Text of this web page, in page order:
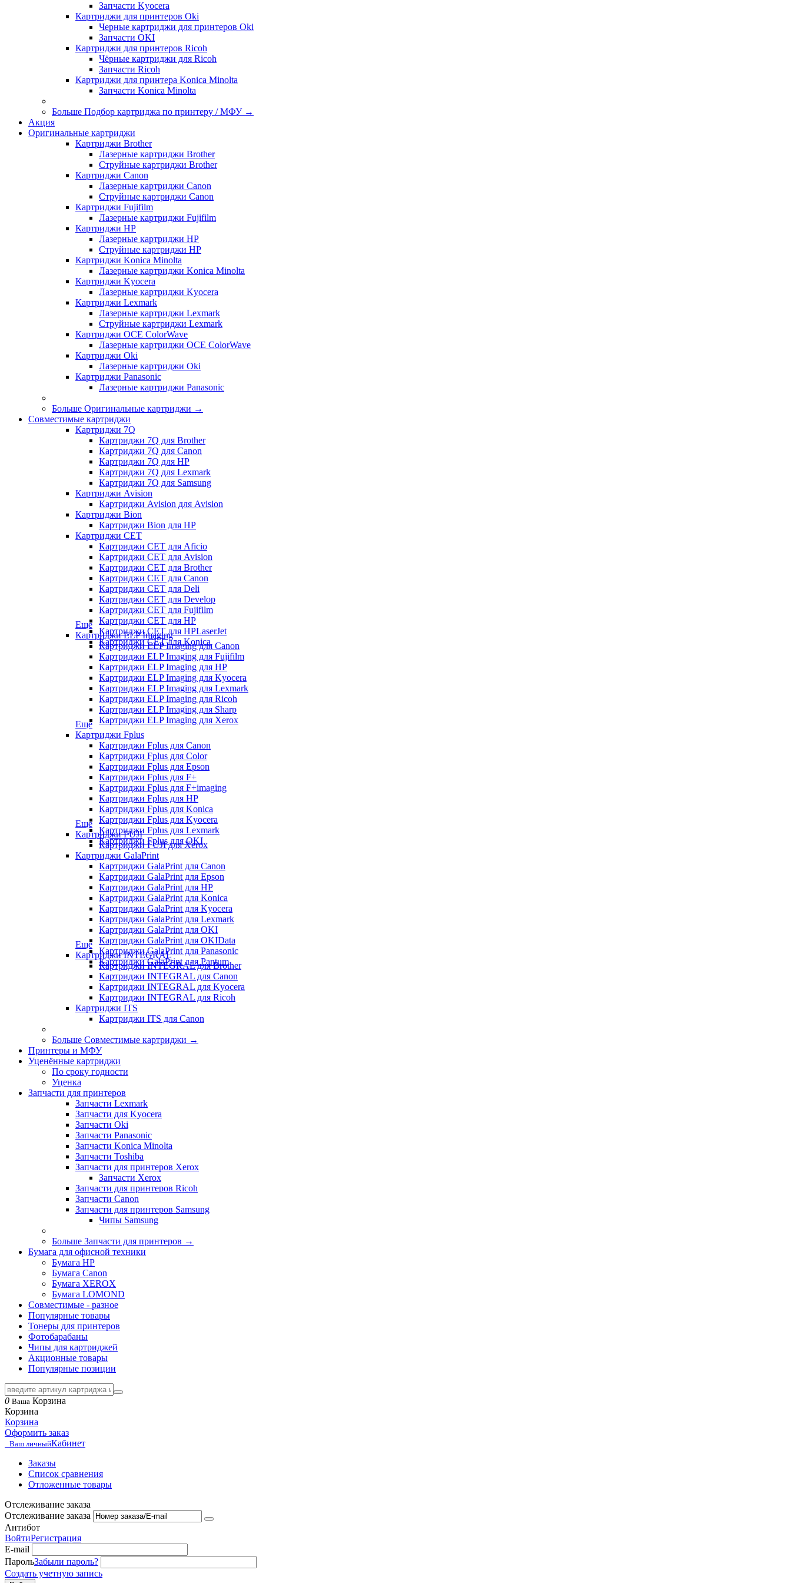
Запчасти Kyocera
Картриджи для принтеров Oki
Черные картриджи для принтеров Oki
Запчасти OKI
Картриджи для принтеров Ricoh
Чёрные картриджи для Ricoh
Запчасти Ricoh
Картриджи для принтера Konica Minolta
Запчасти Koniсa Minolta
Больше Подбор картриджа по принтеру / МФУ →
Акция
Оригинальные картриджи
Картриджи Brother
Лазерные картриджи Brother
Струйные картриджи Brother
Картриджи Canon
Лазерные картриджи Canon
Струйные картриджи Canon
Картриджи Fujifilm
Лазерные картриджи Fujifilm
Картриджи HP
Лазерные картриджи HP
Струйные картриджи HP
Картриджи Konica Minolta
Лазерные картриджи Konica Minolta
Картриджи Kyocera
Лазерные картриджи Kyocera
Картриджи Lexmark
Лазерные картриджи Lexmark
Струйные картриджи Lexmark
Картриджи OCE ColorWave
Лазерные картриджи OCE ColorWave
Картриджи Oki
Лазерные картриджи Oki
Картриджи Panasonic
Лазерные картриджи Panasonic
Больше Оригинальные картриджи →
Совместимые картриджи
Картриджи 7Q
Картриджи 7Q для Brother
Картриджи 7Q для Canon
Картриджи 7Q для HP
Картриджи 7Q для Lexmark
Картриджи 7Q для Samsung
Картриджи Avision
Картриджи Avision для Avision
Картриджи Bion
Картриджи Bion для HP
Картриджи CET
Картриджи CET для Aficio
Картриджи CET для Avision
Картриджи CET для Brother
Картриджи CET для Canon
Картриджи CET для Deli
Картриджи CET для Develop
Картриджи CET для Fujifilm
Картриджи CET для HP
Картриджи CET для HPLaserJet
Картриджи CET для Konica
Еще
Картриджи ELP Imaging
Картриджи ELP Imaging для Canon
Картриджи ELP Imaging для Fujifilm
Картриджи ELP Imaging для HP
Картриджи ELP Imaging для Kyocera
Картриджи ELP Imaging для Lexmark
Картриджи ELP Imaging для Ricoh
Картриджи ELP Imaging для Sharp
Картриджи ELP Imaging для Xerox
Еще
Картриджи Fplus
Картриджи Fplus для Canon
Картриджи Fplus для Color
Картриджи Fplus для Epson
Картриджи Fplus для F+
Картриджи Fplus для F+imaging
Картриджи Fplus для HP
Картриджи Fplus для Konica
Картриджи Fplus для Kyocera
Картриджи Fplus для Lexmark
Картриджи Fplus для OKI
Еще
Картриджи FUJI
Картриджи FUJI для Xerox
Картриджи GalaPrint
Картриджи GalaPrint для Canon
Картриджи GalaPrint для Epson
Картриджи GalaPrint для HP
Картриджи GalaPrint для Konica
Картриджи GalaPrint для Kyocera
Картриджи GalaPrint для Lexmark
Картриджи GalaPrint для OKI
Картриджи GalaPrint для OKIData
Картриджи GalaPrint для Panasonic
Картриджи GalaPrint для Pantum
Еще
Картриджи INTEGRAL
Картриджи INTEGRAL для Brother
Картриджи INTEGRAL для Canon
Картриджи INTEGRAL для Kyocera
Картриджи INTEGRAL для Ricoh
Картриджи ITS
Картриджи ITS для Canon
Больше Совместимые картриджи →
Принтеры и МФУ
Уценённые картриджи
По сроку годности
Уценка
Запчасти для принтеров
Запчасти Lexmark
Запчасти для Kyocera
Запчасти Oki
Запчасти Panasonic
Запчасти Koniсa Minolta
Запчасти Toshiba
Запчасти для принтеров Xerox
Запчасти Xerox
Запчасти для принтеров Ricoh
Запчасти Canon
Запчасти для принтеров Samsung
Чипы Samsung
Больше Запчасти для принтеров →
Бумага для офисной техники
Бумага HP
Бумага Canon
Бумага XEROX
Бумага LOMOND
Совместимые - разное
Популярные товары
Тонеры для принтеров
Фотобарабаны
Чипы для картриджей
Акционные товары
Популярные позиции
0 Ваша Корзина
Корзина
Корзина
Оформить заказ
Ваш личныйКабинет
Заказы
Список сравнения
Отложенные товары
Отслеживание заказа
Отслеживание заказа
Антибот
ВойтиРегистрация
E-mail
ПарольЗабыли пароль?
Создать учетную запись